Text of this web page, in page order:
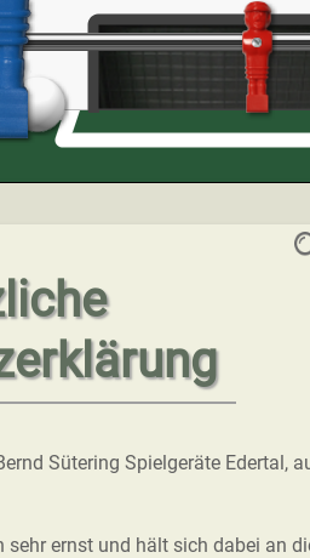
Sütering Spielgeräte Edertal,
ernst und hält sich dabei an